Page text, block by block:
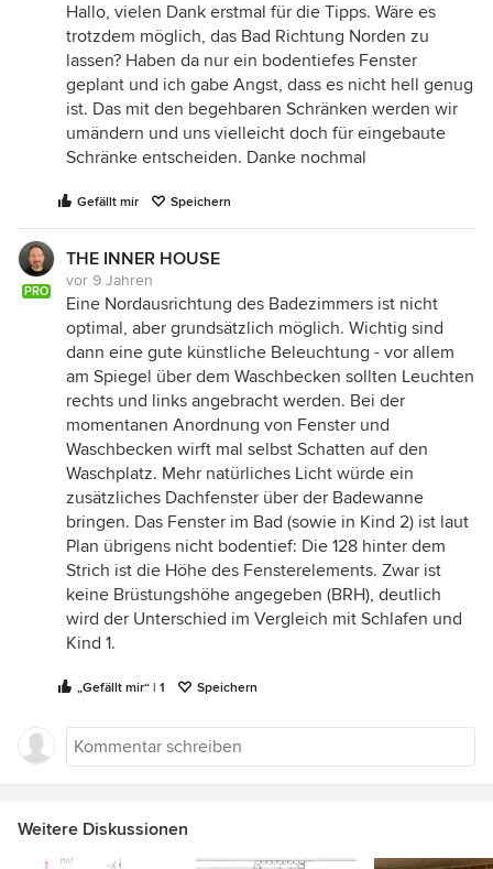
Hallo, vielen Dank erstmal für die Tipps. Wäre es
trotzdem möglich, das Bad Richtung Norden zu
lassen? Haben da nur ein bodentiefes Fenster
geplant und ich gabe Angst, dass es nicht hell genug
ist. Das mit den begehbaren Schränken werden wir
umändern und uns vielleicht doch für eingebaute
Schränke entscheiden. Danke nochmal
Gefällt mir Speichern
PRO
THE INNER HOUSE
vor 9 Jahren
Eine Nordausrichtung des Badezimmers ist nicht
optimal, aber grundsätzlich möglich. Wichtig sind
dann eine gute künstliche Beleuchtung - vor allem
am Spiegel über dem Waschbecken sollten Leuchten
rechts und links angebracht werden. Bei der
momentanen Anordnung von Fenster und
Waschbecken wirft mal selbst Schatten auf den
Waschplatz. Mehr natürliches Licht würde ein
zusätzliches Dachfenster über der Badewanne
bringen. Das Fenster im Bad (sowie in Kind 2) ist laut
Plan übrigens nicht bodentief: Die 128 hinter dem
Strich ist die Höhe des Fensterelements. Zwar ist
keine Brüstungshöhe angegeben (BRH), deutlich
wird der Unterschied im Vergleich mit Schlafen und
Kind 1.
„Gefällt mir“ | 1 Speichern
Weitere Diskussionen